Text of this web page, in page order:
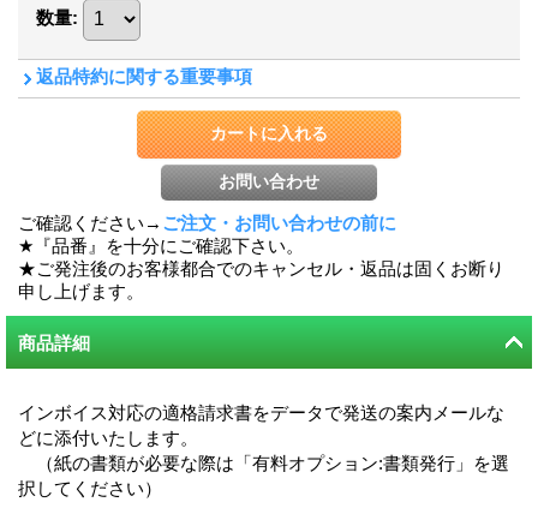
数量:
返品特約に関する重要事項
ご確認ください→ ご注文・お問い合わせの前に
★『品番』を十分にご確認下さい。
★ご発注後のお客様都合でのキャンセル・返品は固くお断り
申し上げます。
商品詳細
インボイス対応の適格請求書をデータで発送の案内メールな
どに添付いたします。
（紙の書類が必要な際は「有料オプション:書類発行」を選
択してください）